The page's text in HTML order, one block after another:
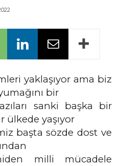
yaklaşıyor ama biz
bir
sanki başka bir
ülkede yaşıyor
başta sözde dost ve
milli mücadele